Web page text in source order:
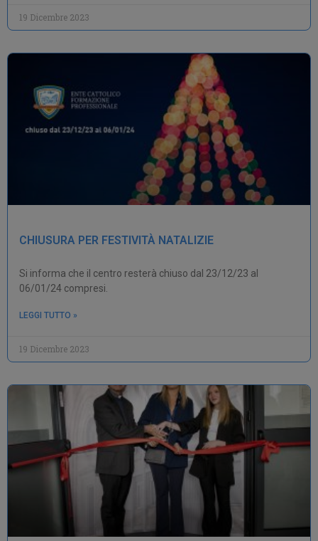
19 Dicembre 2023
CHIUSURA PER FESTIVITÀ NATALIZIE
Si informa che il centro resterà chiuso dal 23/12/23 al
06/01/24 compresi.
LEGGI TUTTO »
19 Dicembre 2023